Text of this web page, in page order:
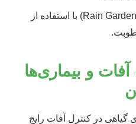
طراحی باغ‌های بارانی (Rain Gardens) با استفاده از
آفات و بیماری‌ها
در کنترل آفات رایج